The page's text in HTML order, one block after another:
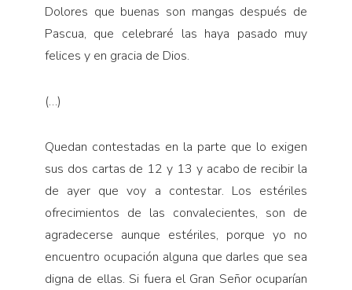
Dolores que buenas son mangas después de
Pascua, que celebraré las haya pasado muy
felices y en gracia de Dios.
(…)
Quedan contestadas en la parte que lo exigen
sus dos cartas de 12 y 13 y acabo de recibir la
de ayer que voy a contestar. Los estériles
ofrecimientos de las convalecientes, son de
agradecerse aunque estériles, porque yo no
encuentro ocupación al­guna que darles que sea
digna de ellas. Si fuera el Gran Señor ocuparían